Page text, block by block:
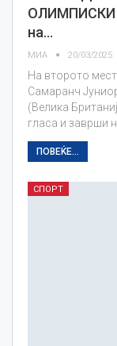
ОЛИМПИСКИ
на…
МИА 20/03/2025
На второто
Самаранч
(Велика
гласа и заврши
ПОВЕЌЕ...
СПОРТ